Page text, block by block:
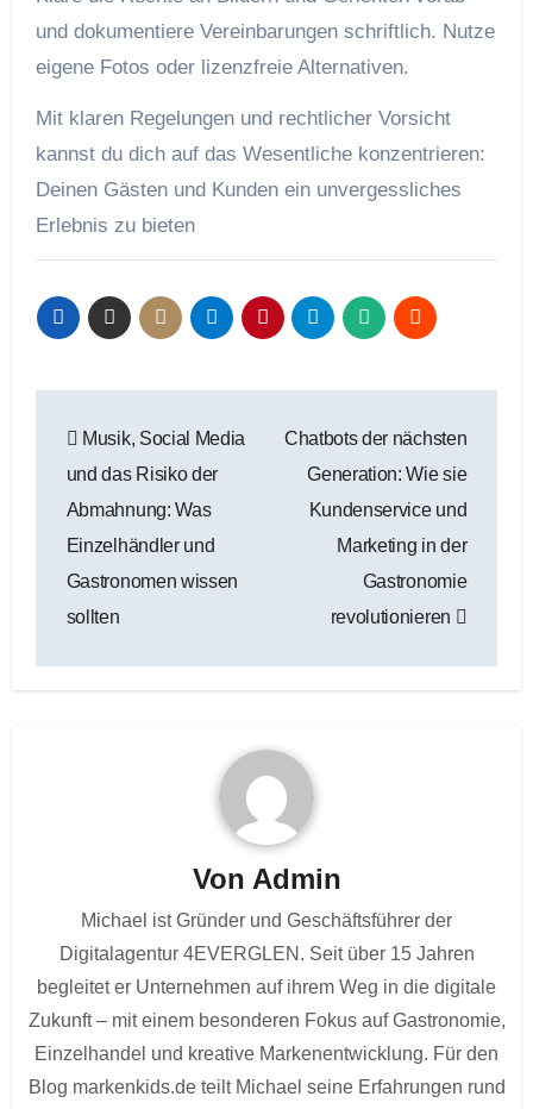
und dokumentiere Vereinbarungen schriftlich. Nutze
eigene Fotos oder lizenzfreie Alternativen.
Mit klaren Regelungen und rechtlicher Vorsicht
kannst du dich auf das Wesentliche konzentrieren:
Deinen Gästen und Kunden ein unvergessliches
Erlebnis zu bieten
Musik, Social Media
und das Risiko der
Abmahnung: Was
Einzelhändler und
Gastronomen wissen
sollten
Chatbots der nächsten
Generation: Wie sie
Kundenservice und
Marketing in der
Gastronomie
revolutionieren
Von Admin
Michael ist Gründer und Geschäftsführer der
Digitalagentur 4EVERGLEN. Seit über 15 Jahren
begleitet er Unternehmen auf ihrem Weg in die digitale
Zukunft – mit einem besonderen Fokus auf Gastronomie,
Einzelhandel und kreative Markenentwicklung. Für den
Blog markenkids.de teilt Michael seine Erfahrungen rund